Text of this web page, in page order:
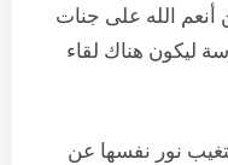
أنعم الله على جنات
ليكون هناك لقاء
نور نفسها عن